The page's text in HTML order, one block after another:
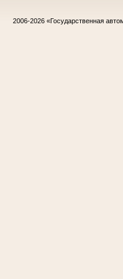
2006-2026 «Государственная